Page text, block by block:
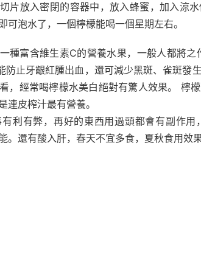
片放入密閉的容器中，放入蜂蜜，加入涼
可泡水了，一個檸檬能喝一個星期左右。
種富含維生素C的營養水果，一般人都將
防止牙齦紅腫出血，還可減少黑斑、雀斑發
，經常喝檸檬水美白絕對有驚人效果。 檸
連皮榨汁最有營養。
利有弊，再好的東西用過頭都會有副作
。還有酸入肝，春天不宜多食，夏秋食用效果